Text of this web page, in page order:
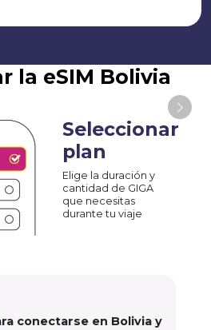
la eSIM Bolivia
Seleccionar
plan
Elige la duración y
cantidad de GIGA
que necesitas
durante tu viaje
conectarse en Bolivia y